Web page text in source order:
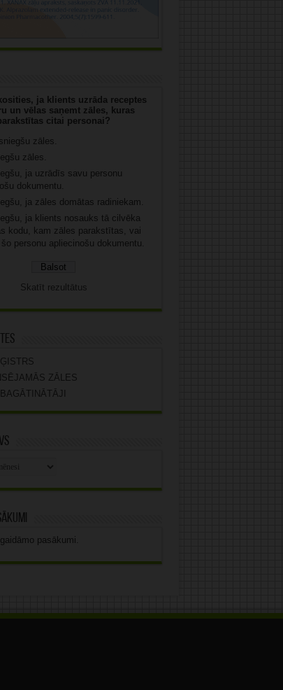
ja klients uzrāda receptes
un vēlas saņemt zāles, kuras
citai personai?
zāles.
zāles.
ja uzrādīs savu personu
dokumentu.
ja zāles domātas radiniekam.
ja klients nosauks tā cilvēka
kodu, kam zāles parakstītas, vai
personu apliecinošu dokumentu.
Skatīt rezultātus
ZĀLES
pasākumi.